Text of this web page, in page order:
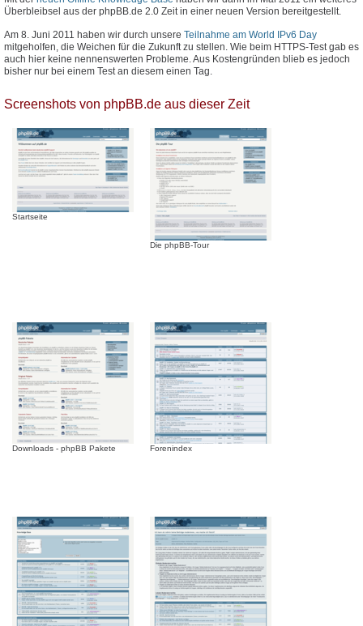
Überbleibsel aus der phpBB.de 2.0 Zeit in einer neuen Version bereitgestellt.
Am 8. Juni 2011 haben wir durch unsere Teilnahme am World IPv6 Day
mitgeholfen, die Weichen für die Zukunft zu stellen. Wie beim HTTPS-Test gab es
auch hier keine nennenswerten Probleme. Aus Kostengründen blieb es jedoch
bisher nur bei einem Test an diesem einen Tag.
Screenshots von phpBB.de aus dieser Zeit
Startseite
Die phpBB-Tour
Downloads - phpBB Pakete Forenindex